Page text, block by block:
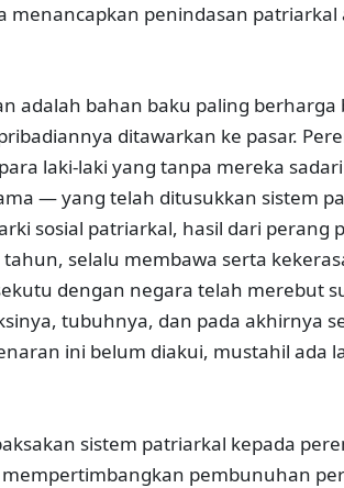
menancapkan penindasan patriarkal
adalah bahan baku paling berharga
ditawarkan ke pasar.
laki-laki yang tanpa mereka
— yang telah ditusukkan sistem
sosial patriarkal, hasil dari perang
selalu membawa serta
dengan negara telah merebut
tubuhnya, dan pada akhirnya
ini belum diakui, mustahil ada
sistem patriarkal kepada
mempertimbangkan pembunuhan